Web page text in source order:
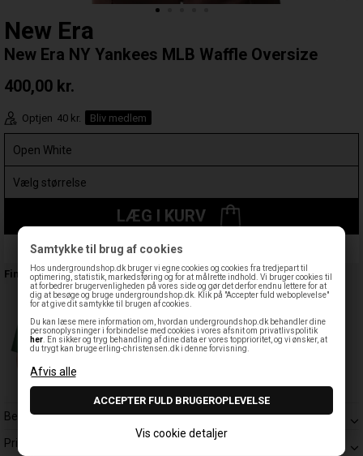
Samtykke til brug af cookies
Hos undergroundshop.dk bruger vi egne cookies og cookies fra tredjepart til
optimering, statistik, markedsføring og for at målrette indhold. Vi bruger cookies til
at forbedrer brugervenligheden på vores side og gør det derfor endnu lettere for at
dig at besøge og bruge undergroundshop.dk. Klik på "Accepter fuld weboplevelse"
for at give dit samtykke til brugen af cookies.
Du kan læse mere information om, hvordan undergroundshop.dk behandler dine
personoplysninger i forbindelse med cookies i vores afsnit om privatlivspolitik
her . En sikker og tryg behandling af dine data er vores topprioritet, og vi ønsker, at
du trygt kan bruge erling-christensen.dk i denne forvisning.
Vis cookie detaljer
New Era
New Era NY Yankees MLB Waffle Oversize
400,00 kr.
Optjen 40 kr. Bliv medlem
LÆG I KURV
Leveringstid: 1-3 hverdage
Findes også:
Beskrivelse
Prisgaranti